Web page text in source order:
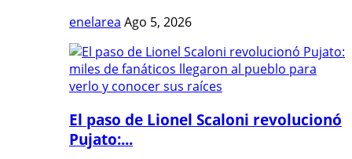
enelarea Ago 5, 2026
El paso de Lionel Scaloni revolucionó
Pujato:...